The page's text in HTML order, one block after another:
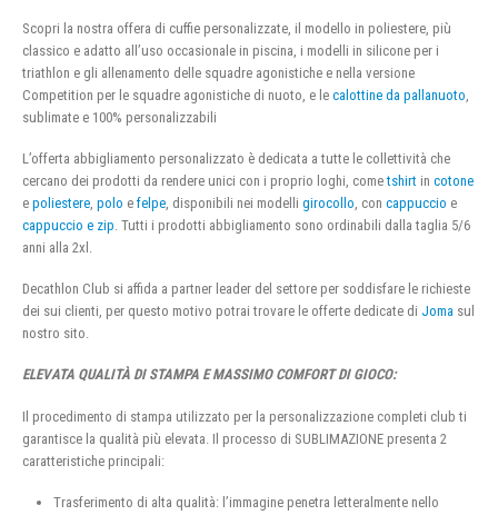
Scopri la nostra offera di cuffie personalizzate, il modello in poliestere, più
classico e adatto all’uso occasionale in piscina, i modelli in silicone per i
triathlon e gli allenamento delle squadre agonistiche e nella versione
Competition per le squadre agonistiche di nuoto, e le calottine da pallanuoto
sublimate e 100% personalizzabili
L’offerta abbigliamento personalizzato è dedicata a tutte le collettività che
cercano dei prodotti da rendere unici con i proprio loghi, cometshirt in cotone
e poliestere polo e felpe , disponibili nei modelli girocollo , con cappuccio e
cappuccio e zip . Tutti i prodotti abbigliamento sono ordinabili dalla taglia 5/6
anni alla 2xl.
Decathlon Club si affida a partner leader del settore per soddisfare le richieste
dei sui clienti, per questo motivo potrai trovare le offerte dedicate di Joma sul
nostro sito.
ELEVATA QUALITÀ DI STAMPA E MASSIMO COMFORT DI GIOCO:
Il procedimento di stampa utilizzato per la personalizzazione completi club ti
garantisce la qualità più elevata. Il processo di SUBLIMAZIONE presenta 2
caratteristiche principali:
Trasferimento di alta qualità: l’immagine penetra letteralmente nello